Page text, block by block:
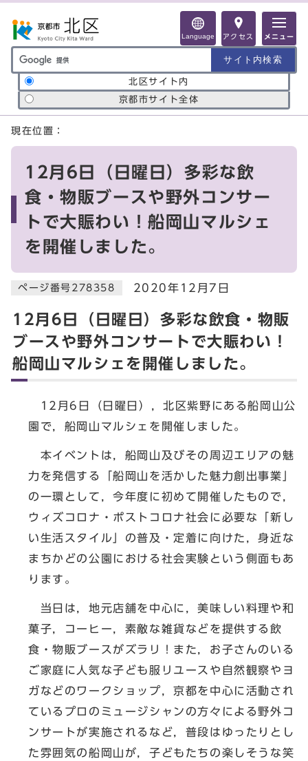
Language アクセス メニュー
サイト内検索の範囲
北区サイト内
京都市サイト全体
ここから本文です
現在位置：
12月6日（日曜日）多彩な飲
食・物販ブースや野外コンサー
トで大賑わい！船岡山マルシェ
を開催しました。
ページ番号278358 2020年12月7日
12月6日（日曜日）多彩な飲食・物販
ブースや野外コンサートで大賑わい！
船岡山マルシェを開催しました。
12月6日（日曜日），北区紫野にある船岡山公
園で，船岡山マルシェを開催しました。
本イベントは，船岡山及びその周辺エリアの魅
力を発信する「船岡山を活かした魅力創出事業」
の一環として，今年度に初めて開催したもので，
ウィズコロナ・ポストコロナ社会に必要な「新し
い生活スタイル」の普及・定着に向けた，身近な
まちかどの公園における社会実験という側面もあ
ります。
当日は，地元店舗を中心に，美味しい料理や和
菓子，コーヒー，素敵な雑貨などを提供する飲
食・物販ブースがズラリ！また，お子さんのいる
ご家庭に人気な子ども服リユースや自然観察やヨ
ガなどのワークショップ，京都を中心に活動され
ているプロのミュージシャンの方々による野外コ
ンサートが実施されるなど，普段はゆったりとし
た雰囲気の船岡山が，子どもたちの楽しそうな笑